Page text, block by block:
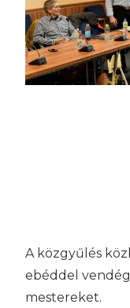
A közgyűlés
ebéddel
mestereket.